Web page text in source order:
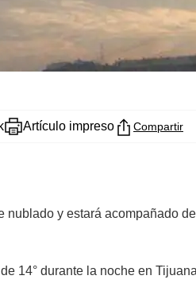
Artículo impreso Compartir
y estará acompañado
14° durante la noche en